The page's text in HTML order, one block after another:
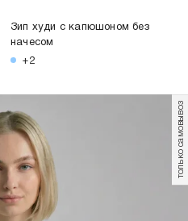
Зип худи с капюшоном без
начесом
+2
только самовывоз